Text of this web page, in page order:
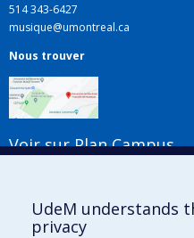
514 343-6427
musique@umontreal.ca
Nous trouver
Voir sur Plan Campus
UdeM understands
privacy